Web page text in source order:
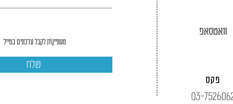
שלח
וואטסאפ
פקס
03-